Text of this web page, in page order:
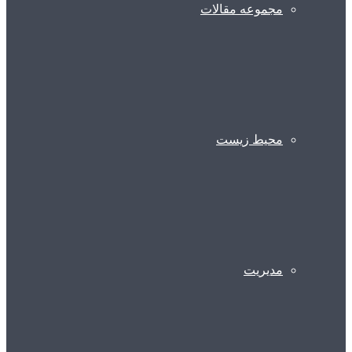
مجموعه مقالات
محیط زیست
مدیریت